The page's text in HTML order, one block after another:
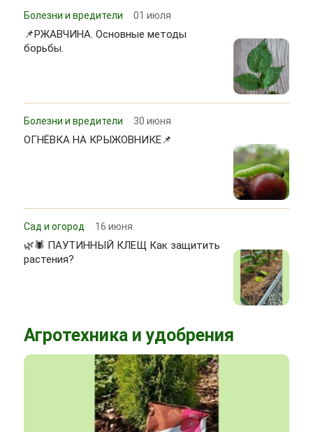
Болезни и вредители 01 июля
📌РЖАВЧИНА. Основные методы
борьбы.
Болезни и вредители 30 июня
ОГНЁВКА НА КРЫЖОВНИКЕ📌
Сад и огород 16 июня
🌿🕷 ПАУТИННЫЙ КЛЕЩ Как защитить
растения?
Агротехника и удобрения